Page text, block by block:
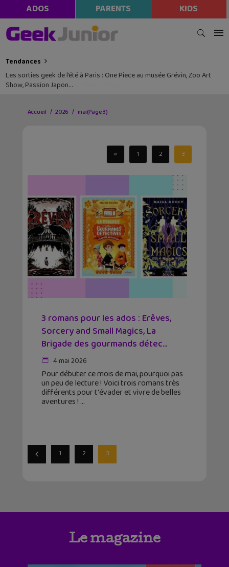
ADOS PARENTS KIDS
Tendances
Les sorties geek de l’été à Paris : One Piece au musée Grévin, Zoo Art
Show, Passion Japon…
Accueil 2026 mai(Page 3)
« 1 2 3
3 romans pour les ados : Erêves,
Sorcery and Small Magics, La
Brigade des gourmands détec...
4 mai 2026
Pour débuter ce mois de mai, pourquoi pas
un peu de lecture ! Voici trois romans très
différents pour t'évader et vivre de belles
aventures !
1 2 3
Le magazine